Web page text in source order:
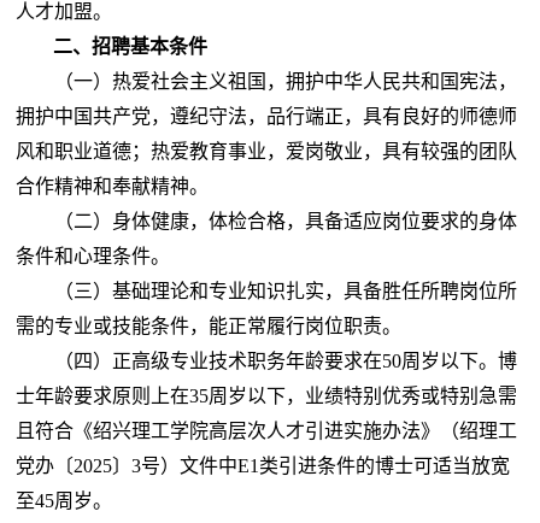
人才加盟。
二、招聘基本条件
（一）热爱社会主义祖国，拥护中华人民共和国宪法，
拥护中国共产党，遵纪守法，品行端正，具有良好的师德师
风和职业道德；热爱教育事业，爱岗敬业，具有较强的团队
合作精神和奉献精神。
（二）身体健康，体检合格，具备适应岗位要求的身体
条件和心理条件。
（三）基础理论和专业知识扎实，具备胜任所聘岗位所
需的专业或技能条件，能正常履行岗位职责。
（四）正高级专业技术职务年龄要求在50周岁以下。博
士年龄要求原则上在35周岁以下，业绩特别优秀或特别急需
且符合 《绍兴理工学院高层次人才引进实施办法》（绍理工
党办〔2025〕3号）文件中E1类引进条件的博士可适当放宽
至45周岁。